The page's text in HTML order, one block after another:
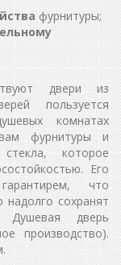
фурнитуры;
двери из
пользуется
комнатах
фурнитуры и
которое
Его
что
сохранят
Душевая дверь
производство).